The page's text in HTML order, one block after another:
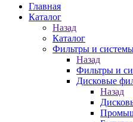
Главная
Каталог
Назад
Каталог
Фильтры и
Назад
Фильтры и
Дисковые
Назад